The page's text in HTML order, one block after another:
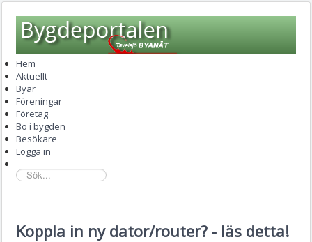
Hem
Aktuellt
Byar
Föreningar
Företag
Bo i bygden
Besökare
Logga in
sök...
Koppla in ny dator/router? - läs detta!